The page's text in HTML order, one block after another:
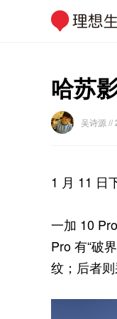
哈苏
吴诗源 //
1 月 11 日
一加 10
Pro 有“破
纹；后者